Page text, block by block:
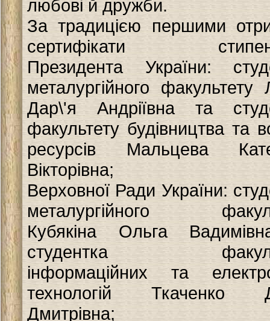
любові й дружби.
За традицією першими
сертифікати
Президента України:
металургійного факультету
Дар\'я Андріївна та
факультету будівництва та
ресурсів Мальцева
Вікторівна;
Верховної Ради України:
металургійного
Кубякіна Ольга
студентка
інформаційних та
технологій Ткаченко
Дмитрівна;